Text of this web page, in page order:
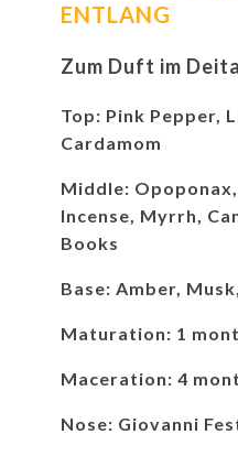
ENTLANG
Zum Duft im
Top: Pink Pepper,
Cardamom
Middle:
Incense, Myrrh,
Books
Base: Amber,
Maturation: 1
Maceration: 4
Nose: Giovanni